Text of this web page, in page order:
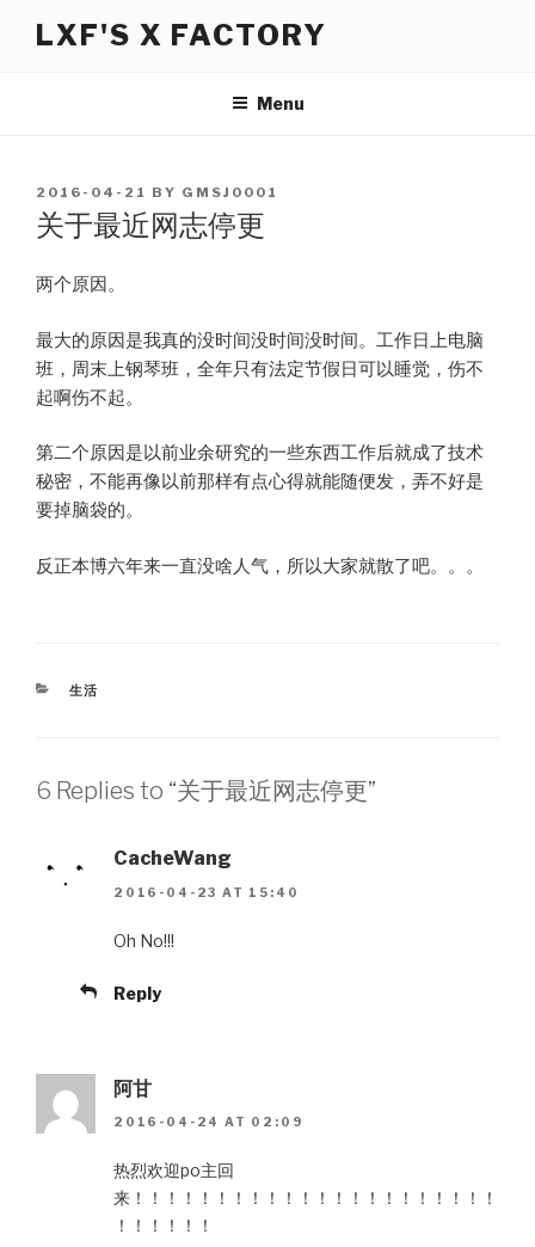
LXF'S X FACTORY
Menu
POSTED
ON
2016-04-21 BY GMSJ0001
关于最近网志停更
两个原因。
最大的原因是我真的没时间没时间没时间。工作日上电脑
班，周末上钢琴班，全年只有法定节假日可以睡觉，伤不
起啊伤不起。
第二个原因是以前业余研究的一些东西工作后就成了技术
秘密，不能再像以前那样有点心得就能随便发，弄不好是
要掉脑袋的。
反正本博六年来一直没啥人气，所以大家就散了吧。。。
CATEGORIES
生活
6 Replies to “关于最近网志停更”
CacheWang
2016-04-23 AT 15:40
Oh No!!!
Reply
阿甘
2016-04-24 AT 02:09
热烈欢迎po主回
来！！！！！！！！！！！！！！！！！！！！！！
！！！！！！